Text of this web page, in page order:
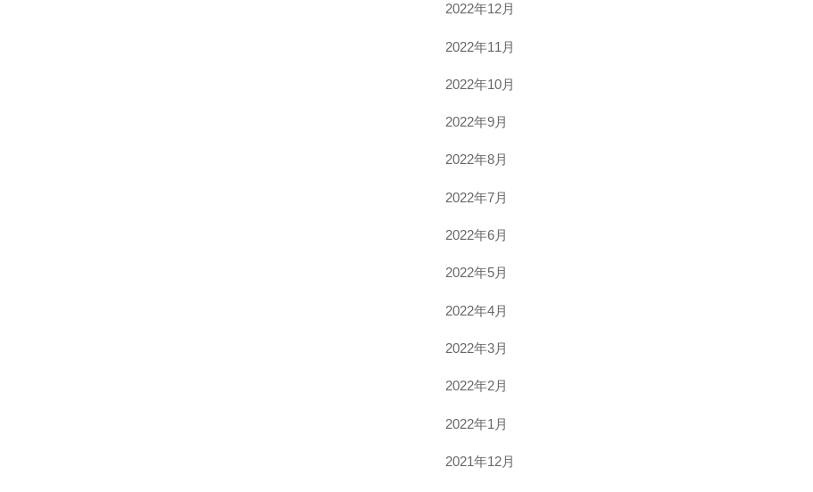
2022年12月
2022年11月
2022年10月
2022年9月
2022年8月
2022年7月
2022年6月
2022年5月
2022年4月
2022年3月
2022年2月
2022年1月
2021年12月